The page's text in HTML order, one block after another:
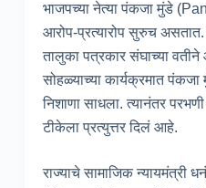
भाजपच्या नेत्या पंकजा मुंडे
आरोप-प्रत्यारोप सुरुच
तालुका पत्रकार संघाच्या
सोहळ्याच्या कार्यक्रमात
निशाणा साधला. त्यानंतर
टीकेला प्रत्युत्तर दिलं आहे.
राज्याचे सामाजिक न्यायमंत्री